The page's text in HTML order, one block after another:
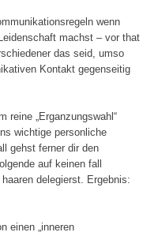
wenn
machst – vor that
das seid, umso
Kontakt gegenseitig
reine „Erganzungswahl“
wichtige personliche
gehst ferner dir den
auf keinen fall
delegierst. Ergebnis:
einen „inneren